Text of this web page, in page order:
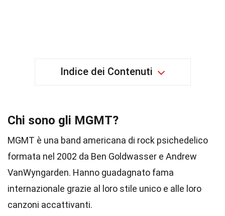
Indice dei Contenuti
Chi sono gli MGMT?
MGMT è una band americana di rock psichedelico
formata nel 2002 da Ben Goldwasser e Andrew
VanWyngarden. Hanno guadagnato fama
internazionale grazie al loro stile unico e alle loro
canzoni accattivanti.